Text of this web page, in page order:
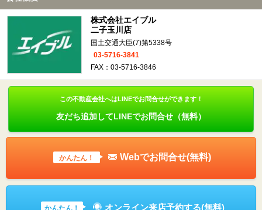
株式会社エイブル
二子玉川店
国土交通大臣(7)第5338号
03-5716-3841
FAX：03-5716-3846
この不動産会社へはLINEでお問合せができます！
友だち追加してLINEでお問合せ（無料）
かんたん！ Webでお問合せ(無料)
かんたん！ オンライン来店予約する(無料)